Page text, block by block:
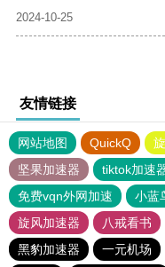
2024-10-25
友情链接
网站地图 QuickQ
坚果加速器
tiktok加速
免费vqn外网加速
小蓝
旋风加速器
八戒看书
黑豹加速器
一元机场